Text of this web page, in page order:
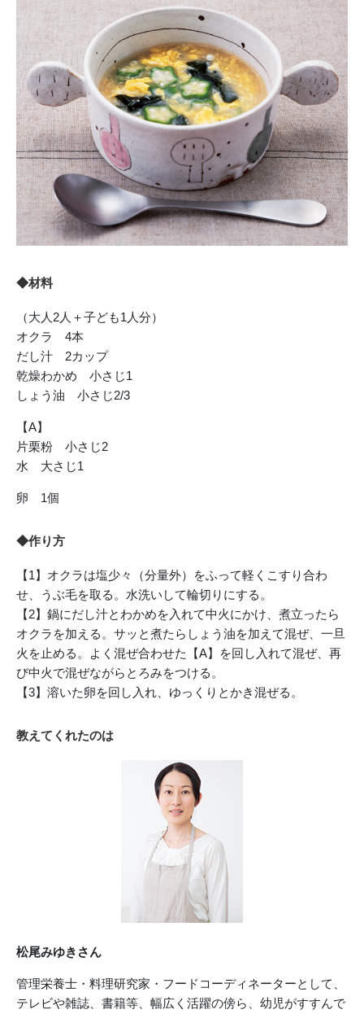
◆材料
（大人2人＋子ども1人分）
オクラ 4本
だし汁 2カップ
乾燥わかめ 小さじ1
しょう油 小さじ2/3
【A】
片栗粉 小さじ2
水 大さじ1
卵 1個
◆作り方
【1】オクラは塩少々（分量外）をふって軽くこすり合わ
せ、うぶ毛を取る。水洗いして輪切りにする。
【2】鍋にだし汁とわかめを入れて中火にかけ、煮立ったら
オクラを加える。サッと煮たらしょう油を加えて混ぜ、一旦
火を止める。よく混ぜ合わせた【A】を回し入れて混ぜ、再
び中火で混ぜながらとろみをつける。
【3】溶いた卵を回し入れ、ゆっくりとかき混ぜる。
教えてくれたのは
松尾みゆきさん
管理栄養士・料理研究家・フードコーディネーターとして、
テレビや雑誌、書籍等、幅広く活躍の傍ら、幼児がすすんで